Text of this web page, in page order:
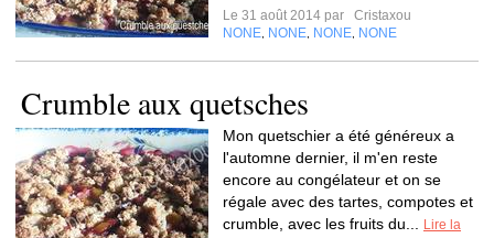
Le 31 août 2014 par
Cristaxou
NONE NONE NONE NONE
Crumble aux quetsches
Mon quetschier a été généreux a
l'automne dernier, il m'en reste
encore au congélateur et on se
régale avec des tartes, compotes et
crumble, avec les fruits du...
Lire la